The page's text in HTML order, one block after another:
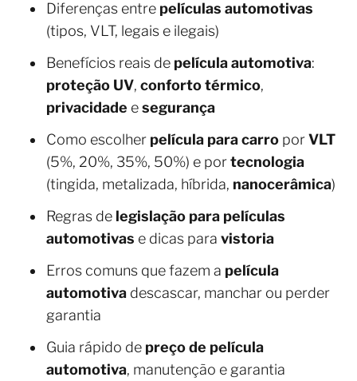
Diferenças entre películas automotivas
(tipos, VLT, legais e ilegais)
Benefícios reais de película automotiva:
proteção UV, conforto térmico,
privacidade esegurança
Como escolher película para carro porVLT
(5%, 20%, 35%, 50%) e portecnologia
(tingida, metalizada, híbrida, nanocerâmica)
Regras de legislação para películas
automotivas e dicas para vistoria
Erros comuns que fazem a película
automotiva descascar, manchar ou perder
garantia
Guia rápido de preço de película
automotiva, manutenção e garantia